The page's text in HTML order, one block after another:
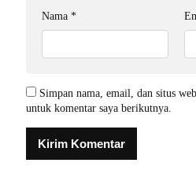
Nama *
Simpan nama, email, dan situs
untuk komentar saya berikutnya.